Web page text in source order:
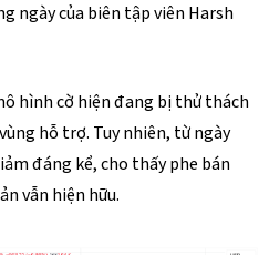
ngày của biên tập viên Harsh
hình cờ hiện đang bị thử thách
hỗ trợ. Tuy nhiên, từ ngày
đáng kể, cho thấy phe bán
vẫn hiện hữu.